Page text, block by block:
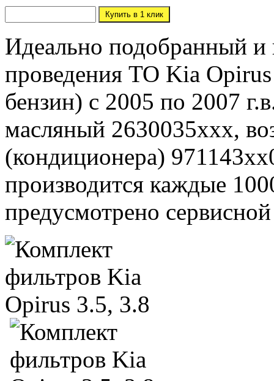
Идеально подобранный и
проведения ТО Kia
бензин) с 2005 по 2007
масляный 2630035xxx,
(кондиционера)
производится каждые
предусмотрено